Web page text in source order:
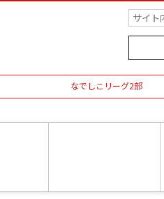
なでしこリーグ2部